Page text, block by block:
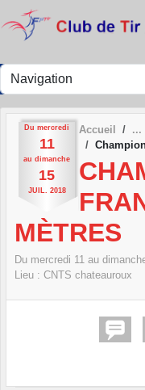
Du mercredi
11
au dimanche
15
JUIL. 2018
Accueil
MÈTRES
Du mercredi 11 au
Lieu : CNTS chateauroux
Panneau de gestion des